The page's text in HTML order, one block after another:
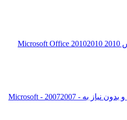
2010 Microsoft Office
2007 - Microsoft